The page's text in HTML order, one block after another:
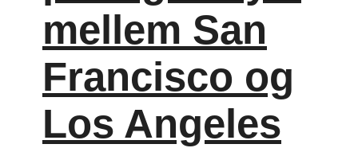
mellem San
Francisco og
Los Angeles